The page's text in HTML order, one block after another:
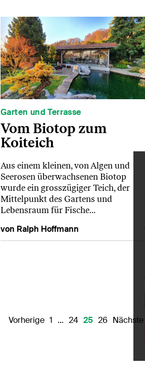
Garten und Terrasse
Vom Biotop zum
Koiteich
Aus einem kleinen, von Algen und
Seerosen überwachsenen Biotop
wurde ein grosszügiger Teich, der
Mittelpunkt des Gartens und
Lebensraum für Fische…
von Ralph Hoffmann
Vorherige 1 … 24 25 26 Nächste